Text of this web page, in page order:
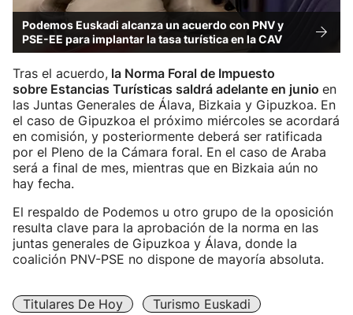
Podemos Euskadi alcanza un acuerdo con PNV y
PSE-EE para implantar la tasa turística en la CAV
Tras el acuerdo, la Norma Foral de Impuesto
sobre Estancias Turísticas saldrá adelante en junio en
las Juntas Generales de Álava, Bizkaia y Gipuzkoa. En
el caso de Gipuzkoa el próximo miércoles se acordará
en comisión, y posteriormente deberá ser ratificada
por el Pleno de la Cámara foral. En el caso de Araba
será a final de mes, mientras que en Bizkaia aún no
hay fecha.
El respaldo de Podemos u otro grupo de la oposición
resulta clave para la aprobación de la norma en las
juntas generales de Gipuzkoa y Álava, donde la
coalición PNV-PSE no dispone de mayoría absoluta.
Titulares De Hoy
Turismo Euskadi